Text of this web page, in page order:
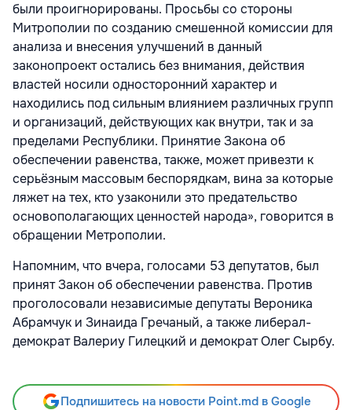
были проигнорированы. Просьбы со стороны
Митрополии по созданию смешенной комиссии для
анализа и внесения улучшений в данный
законопроект остались без внимания, действия
властей носили односторонний характер и
находились под сильным влиянием различных групп
и организаций, действующих как внутри, так и за
пределами Республики. Принятие Закона об
обеспечении равенства, также, может привезти к
серьёзным массовым беспорядкам, вина за которые
ляжет на тех, кто узаконили это предательство
основополагающих ценностей народа», говорится в
обращении Метрополии.
Напомним, что вчера, голосами 53 депутатов, был
принят Закон об обеспечении равенства. Против
проголосовали независимые депутаты Вероника
Абрамчук и Зинаида Гречаный, а также либерал-
демократ Валериу Гилецкий и демократ Олег Сырбу.
Подпишитесь на новости Point.md в Google